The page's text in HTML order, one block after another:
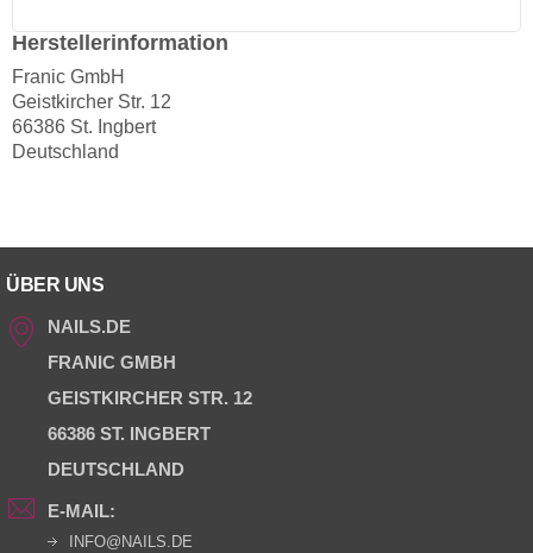
Herstellerinformation
Franic GmbH
Geistkircher Str. 12
66386 St. Ingbert
Deutschland
ÜBER UNS
NAILS.DE
FRANIC GMBH
GEISTKIRCHER STR. 12
66386 ST. INGBERT
DEUTSCHLAND
E-MAIL:
INFO@NAILS.DE